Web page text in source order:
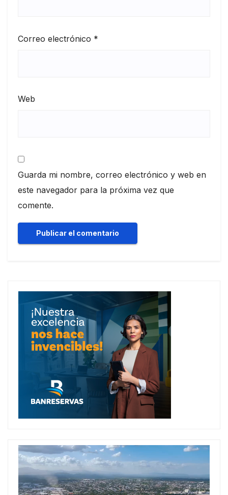
Correo electrónico *
Web
Guarda mi nombre, correo electrónico y web en
este navegador para la próxima vez que
comente.